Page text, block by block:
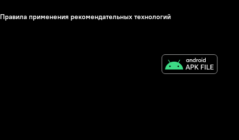
Правила применения рекомендательных технологий